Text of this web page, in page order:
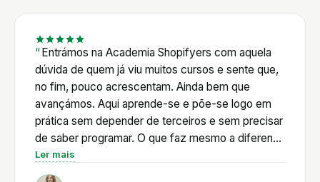
sozinha. Os vários cursos também não se limitam
a Shopify e este para mim é um grande plus.
Existem masterclasses de vários temas
relacionados com e-commerce: email marketing,
SEO, influencers, anúncios. Vou no meu segundo
ano e certamente que vou continuar!
Entrámos na Academia Shopifyers com aquela
dúvida de quem já viu muitos cursos e sente que,
no fim, pouco acrescentam. Ainda bem que
avançámos. Aqui aprende-se e põe-se logo em
prática sem depender de terceiros e sem precisar
de saber programar. O que faz mesmo a diferença
é o Pedro: vai direto ao que interessa e está
sempre disponível. E a comunidade é outro nível,
Ler mais